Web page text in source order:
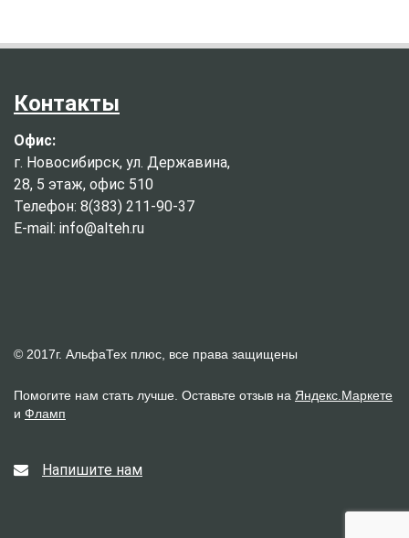
Контакты
Офис:
г. Новосибирск, ул. Державина,
28, 5 этаж, офис 510
Телефон: 8(383) 211-90-37
E-mail: info@alteh.ru
© 2017г. АльфаТех плюс, все права защищены
Помогите нам стать лучше. Оставьте отзыв на Яндекс.Маркете
и Фламп
Напишите нам